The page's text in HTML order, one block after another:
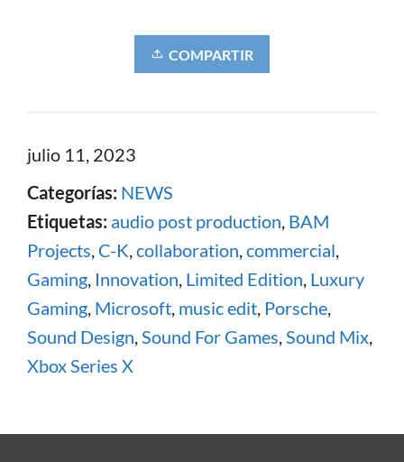
COMPARTIR
julio 11, 2023
Categorías: NEWS
Etiquetas: audio post production, BAM
Projects, C-K,collaboration,commercial,
Gaming, Innovation, Limited Edition, Luxury
Gaming, Microsoft, music edit, Porsche,
Sound Design,Sound For Games,Sound Mix,
Xbox Series X